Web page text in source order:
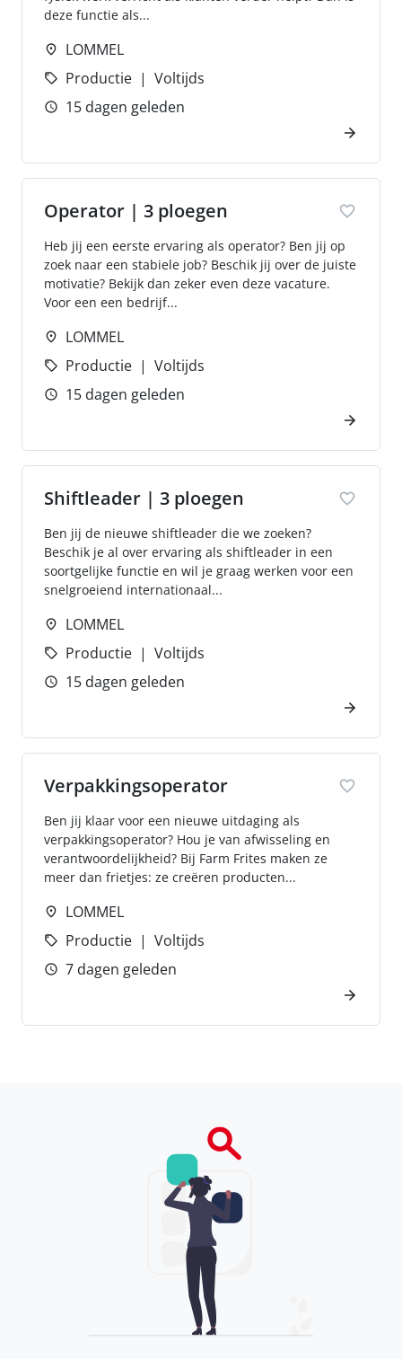
deze functie als...
LOMMEL
Productie
Voltijds
15 dagen geleden
Operator | 3 ploegen
Heb jij een eerste ervaring als operator? Ben jij op
zoek naar een stabiele job? Beschik jij over de juiste
motivatie? Bekijk dan zeker even deze vacature.
Voor een een bedrijf...
LOMMEL
Productie
Voltijds
15 dagen geleden
Shiftleader | 3 ploegen
Ben jij de nieuwe shiftleader die we zoeken?
Beschik je al over ervaring als shiftleader in een
soortgelijke functie en wil je graag werken voor een
snelgroeiend internationaal...
LOMMEL
Productie
Voltijds
15 dagen geleden
Verpakkingsoperator
Ben jij klaar voor een nieuwe uitdaging als
verpakkingsoperator? Hou je van afwisseling en
verantwoordelijkheid? Bij Farm Frites maken ze
meer dan frietjes: ze creëren producten...
LOMMEL
Productie
Voltijds
7 dagen geleden